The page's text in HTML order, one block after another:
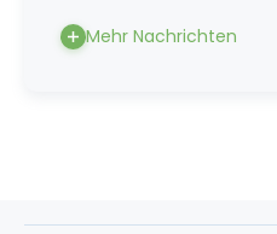
Mehr Nachrichten